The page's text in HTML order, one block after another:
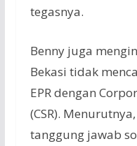
tegasnya.
Benny juga
Bekasi tidak
EPR dengan
(CSR).
tanggung jawab